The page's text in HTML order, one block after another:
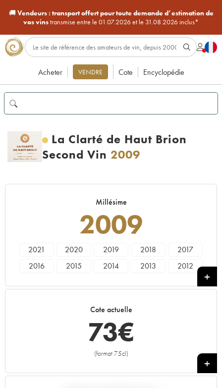
🚚Vendeurs : transport offert pour toute demande d’estimation de
vos vinstransmise entre le 01.07.2026 et le 31.08.2026 inclus*
Acheter VENDRE Cote Encyclopédie
La Clarté de Haut Brion
Second Vin 2009
Millésime
2009
2021 2020 2019 2018
2017
2016
2015 2014 2013
2012
Cote actuelle
73€
(format 75cl)
+